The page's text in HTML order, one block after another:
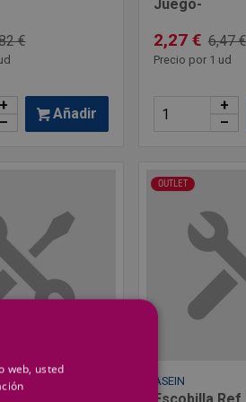
€
+
–
Añadir
Juego-
2,27 € 6,47 €
Precio por 1 ud
+
–
OUTLET
ASEIN
Escobilla
web, usted